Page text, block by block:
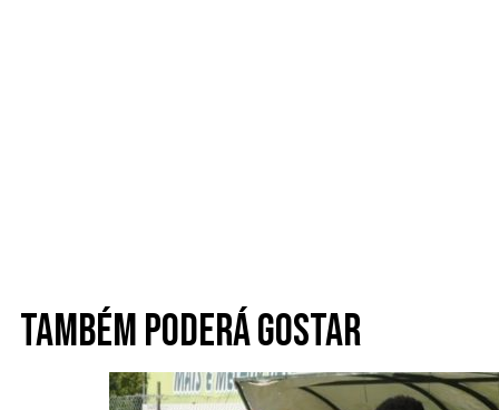
Também poderá gostar